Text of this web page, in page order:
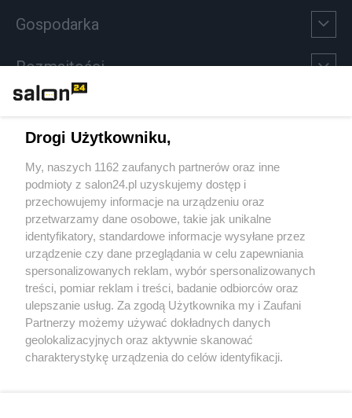
Gospodarka
Rozmaitości
Sport
Społeczeństwo
Kultura
X Facebook Instagram Youtube
Drogi Użytkowniku,
My, naszych 1162 zaufanych partnerów oraz inne
podmioty z salon24.pl uzyskujemy dostęp i
przechowujemy informacje na urządzeniu oraz
przetwarzamy dane osobowe, takie jak unikalne
identyfikatory, standardowe informacje wysyłane przez
urządzenie czy dane przeglądania w celu zapewniania
spersonalizowanych reklam, wybór spersonalizowanych
treści, pomiar reklam i treści, badanie odbiorców oraz
ulepszanie usług. Za zgodą Użytkownika my i Zaufani
Partnerzy możemy używać dokładnych danych
geolokalizacyjnych oraz aktywnie skanować
charakterystykę urządzenia do celów identyfikacji.